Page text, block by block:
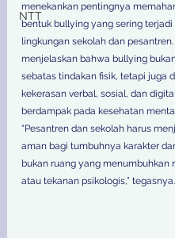
NTT
menekankan pentingnya
bentuk bullying yang sering terjadi
lingkungan sekolah dan pesantren.
menjelaskan bahwa bullying
sebatas tindakan fisik, tetapi juga
kekerasan verbal, sosial, dan
berdampak pada kesehatan
“Pesantren dan sekolah harus
aman bagi tumbuhnya karakter
bukan ruang yang menumbuhkan
atau tekanan psikologis,” tegasnya.